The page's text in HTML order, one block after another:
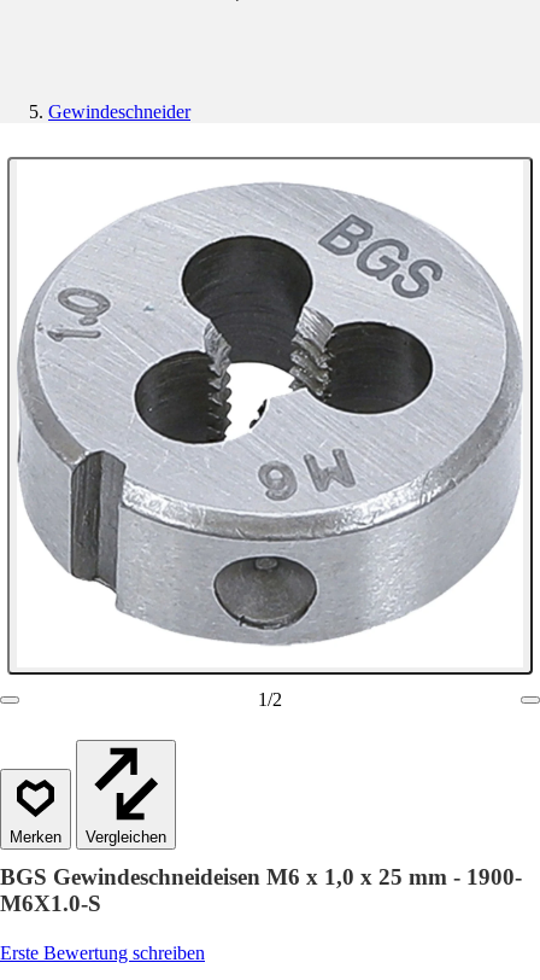
Gewindeschneider
1/2
Vergleichen
BGS Gewindeschneideisen M6 x 1,0 x 25 mm - 1900-
M6X1.0-S
Erste Bewertung schreiben